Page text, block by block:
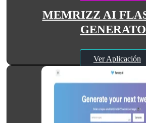
MEMRIZZ AI
Ver Aplicación